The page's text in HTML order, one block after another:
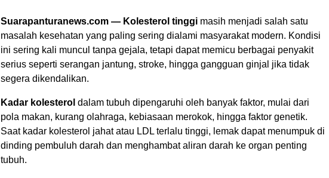
Suarapanturanews.com — Kolesterol tinggi masih menjadi salah satu
masalah kesehatan yang paling sering dialami masyarakat modern. Kondisi
ini sering kali muncul tanpa gejala, tetapi dapat memicu berbagai penyakit
serius seperti serangan jantung, stroke, hingga gangguan ginjal jika tidak
segera dikendalikan.
Kadar kolesterol dalam tubuh dipengaruhi oleh banyak faktor, mulai dari
pola makan, kurang olahraga, kebiasaan merokok, hingga faktor genetik.
Saat kadar kolesterol jahat atau LDL terlalu tinggi, lemak dapat menumpuk di
dinding pembuluh darah dan menghambat aliran darah ke organ penting
tubuh.